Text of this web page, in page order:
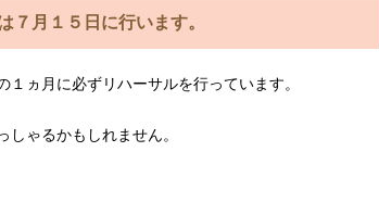
７月１５日に行います。
ヵ月に必ずリハーサルを行っています。
ゃるかもしれません。